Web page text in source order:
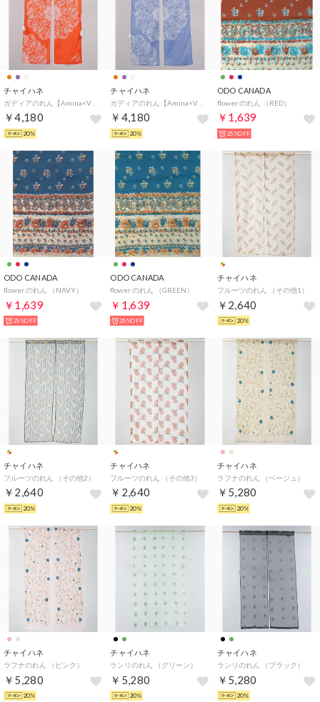
チャイハネ
￥4,180
20%
チャイハネ
￥4,180
20%
ODO CANADA
flower のれん （RED）
￥1,639
25%OFF
ODO CANADA
flower のれん （NAVY）
￥1,639
25%OFF
ODO CANADA
flower のれん （GREEN）
￥1,639
25%OFF
チャイハネ
フルーツのれん （その他1）
￥2,640
20%
チャイハネ
フルーツのれん （その他2）
￥2,640
20%
チャイハネ
フルーツのれん （その他3）
￥2,640
20%
チャイハネ
ラフナのれん （ベージュ）
￥5,280
20%
チャイハネ
ラフナのれん （ピンク）
￥5,280
20%
チャイハネ
ランリのれん （グリーン）
￥5,280
20%
チャイハネ
ランリのれん （ブラック）
￥5,280
20%